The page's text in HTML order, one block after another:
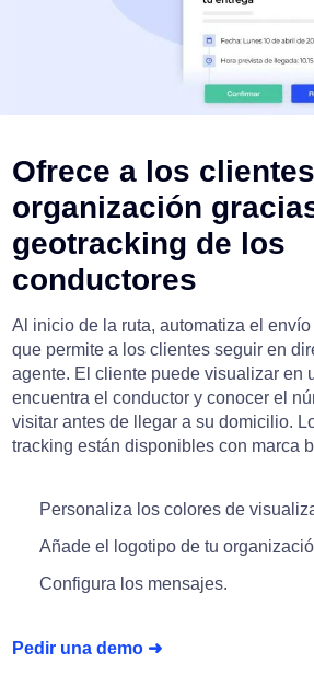
Ofrece a los
organización
geotracking de los
conductores
Al inicio de la ruta, automatiza el
que permite a los clientes seguir en
agente. El cliente puede visualizar en
encuentra el conductor y conocer el
visitar antes de llegar a su domicilio.
tracking están disponibles con marca
Personaliza los colores de
Añade el logotipo de tu
Configura los mensajes.
Pedir una demo ➜